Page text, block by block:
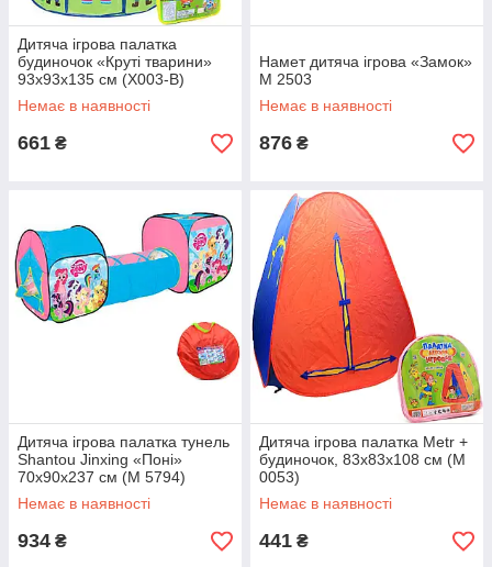
Дитяча ігрова палатка
будиночок «Круті тварини»
93х93х135 см (X003-B)
Немає в наявності
661 ₴
Намет дитяча ігрова «Замок»
M 2503
Немає в наявності
876 ₴
Дитяча ігрова палатка тунель
Shantou Jinxing «Поні»
70х90х237 см (M 5794)
Немає в наявності
934 ₴
Дитяча ігрова палатка Metr +
будиночок, 83х83х108 см (M
0053)
Немає в наявності
441 ₴